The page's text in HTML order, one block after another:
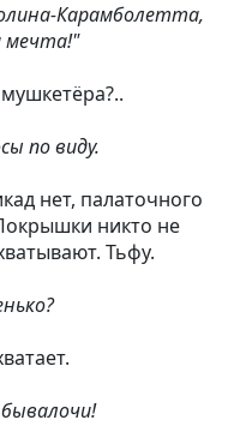
Карамболетта,
по виду.
нет, палаточного
никто не
Тьфу.